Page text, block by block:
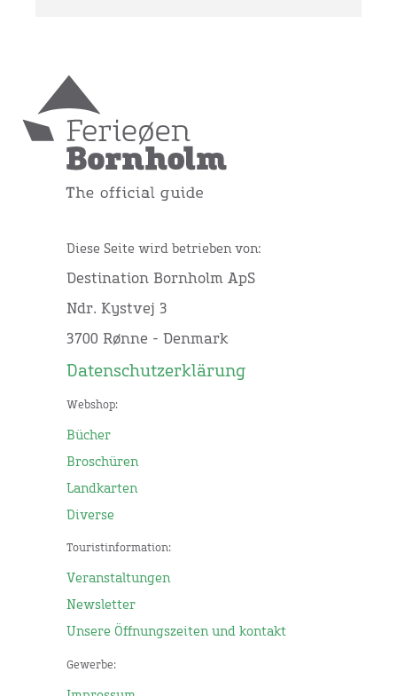
Diese Seite wird betrieben von:
Destination Bornholm ApS
Ndr. Kystvej 3
3700 Rønne - Denmark
Datenschutzerklärung
Webshop:
Bücher
Broschüren
Landkarten
Diverse
Touristinformation:
Veranstaltungen
Newsletter
Unsere Öffnungszeiten und kontakt
Gewerbe: